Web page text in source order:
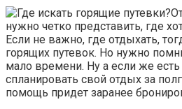
нужно четко представить, где
Если не важно, где отдыхать,
горящих путевок. Но нужно
мало времени. Ну а если же
спланировать свой отдых за
помощь придет заранее